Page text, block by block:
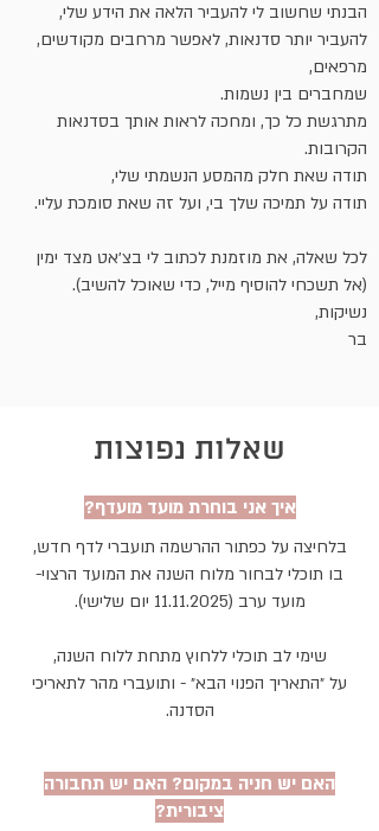
הבנתי שחשוב לי להעביר הלאה את הידע שלי,
להעביר יותר סדנאות, לאפשר מרחבים מקודשים,
מרפאים,
שמחברים בין נשמות.
מתרגשת כל כך, ומחכה לראות אותך בסדנאות
הקרובות.
תודה שאת חלק מהמסע הנשמתי שלי,
תודה על תמיכה שלך בי, ועל זה שאת סומכת עליי.
לכל שאלה, את מוזמנת לכתוב לי בצ׳אט מצד ימין
(אל תשכחי להוסיף מייל, כדי שאוכל להשיב).
נשיקות,
בר
שאלות נפוצות
איך אני בוחרת מועד מועדף?
בלחיצה על כפתור ההרשמה תועברי לדף חדש,
בו תוכלי לבחור מלוח השנה את המועד הרצוי-
מועד ערב (11.11.2025 יום שלישי).
שימי לב תוכלי ללחוץ מתחת ללוח השנה,
על ״התאריך הפנוי הבא״ - ותועברי מהר לתאריכי
הסדנה.
האם יש חניה במקום? האם יש תחבורה
ציבורית?